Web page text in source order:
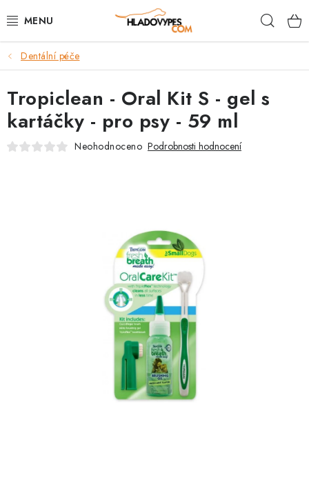
na
POTŘEBY PRO PSY
TAMI PŘEPRAVNÍ BOXY
SPORT SE PSEM
VĚRNOSTNÍ PROGRAM
Dentální péče
Tropiclean - Oral Kit S - gel s
kartáčky - pro psy - 59 ml
Neohodnoceno Podrobnosti hodnocení